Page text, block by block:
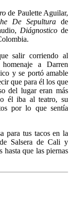
de Paulette Aguilar,
De Sepultura de
Diágnosticode
salir corriendo al
a Darren
y se portó amable
que para él los que
del lugar eran más
él iba al teatro, su
por lo que sentía
para tus tacos en la
Salsera de Cali y
hasta que las piernas